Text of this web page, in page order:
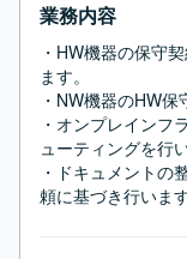
業務内容
・HW機器の保守
ます。
・NW機器のHW
・オンプレインフ
ューティングを行
・ドキュメントの
頼に基づき行います